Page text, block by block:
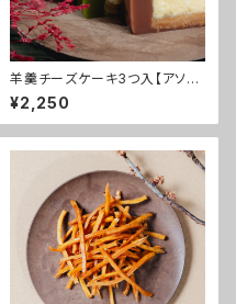
羊羹チーズケーキ3つ入【アソー
トBOX】
¥2,250